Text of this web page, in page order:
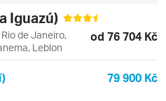
Iguazú)
de Janeiro,
Leblon
od 76 704 Kč
79 900 Kč